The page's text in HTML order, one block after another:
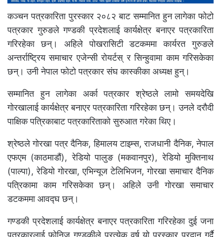
कञ्चन पत्रकारिता पुरस्कार २०८२ बाट सम्मानित हुन लागेका फोटो
पत्रकार गुरुङले गण्डकी प्रदेशलाई कार्यक्षेत्र बनाएर पत्रकारिता
गरिरहेका छन्। अहिले पोखरासिटी डटकममा कार्यरत गुरुङले
अन्तर्राष्ट्रिय समाचार एजेन्सी रोयर्टस् र सिन्हुवामा काम गरिसकेका
छन्। उनी नेपाल फोटो पत्रकार संघ कास्कीका अध्यक्ष हुन्।
सम्मानित हुन लागेका अर्का पत्रकार श्रेष्ठले लामो समयदेखि
गोरखालाई कार्यक्षेत्र बनाएर पत्रकारिता गरिरहेका छन्। उनले दरौदी
पाक्षिक पत्रिकाबाट पत्रकारिताको सुरुआत गरेका थिए।
श्रेष्ठले गोरखा पत्र दैनिक, हिमालय टाइम्स, राजधानी दैनिक, नेपाल
एफएम (काठमाडौं), रेडियो पालुङ (मकवानपुर), रेडियो मुक्तिनाथ
(पाल्पा), रेडियो गोरखा, एभिन्यूज टेलिभिजन, गोरखा समाचार दैनिक
पत्रिकामा काम गरिसकेका छन्। अहिले उनी गोरखा समाचार
डटकममा आवद्घ छन्।
गण्डकी प्रदेशलाई कार्यक्षेत्र बनाएर पत्रकारिता गरिरहेका दुई जना
पत्रकारलाई फोनिज गण्डकीले प्रत्येक वर्ष यो पुरस्कार प्रदान गर्दै